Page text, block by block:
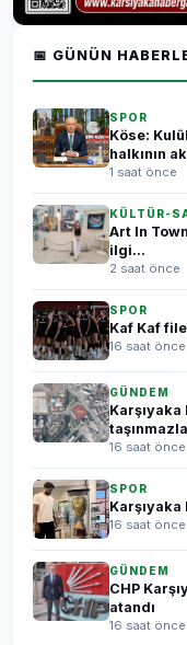
📅 GÜNÜN
SPOR
Köse:
halkının
1 saat önce
KÜLTÜR-
Art In
ilgi...
2 saat önce
SPOR
Kaf Kaf
16 saat önce
GÜNDEM
Karşıyaka
16 saat önce
SPOR
Karşıyaka
16 saat önce
GÜNDEM
CHP
atandı
16 saat önce